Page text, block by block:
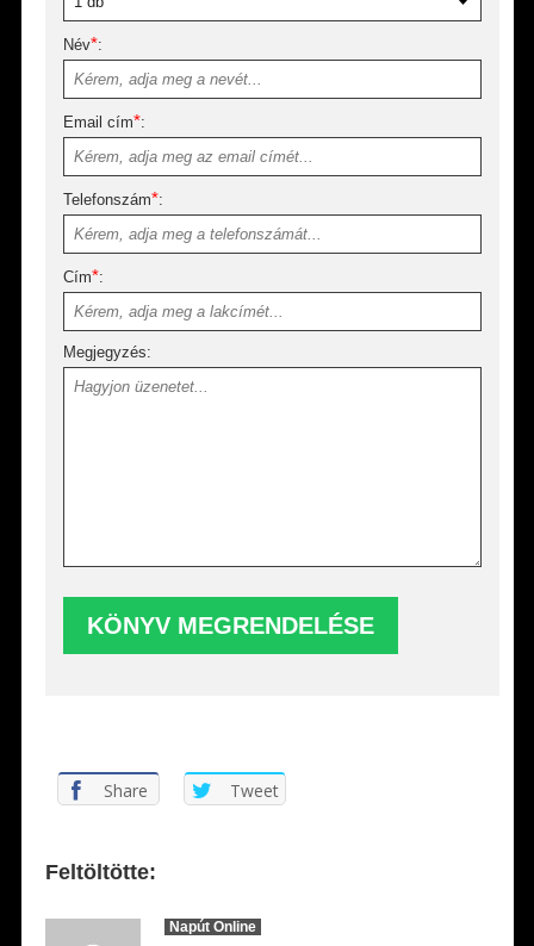
Név*:
Email cím*:
Telefonszám*:
Cím*:
Megjegyzés:
Share Tweet
Feltöltötte:
Napút Online